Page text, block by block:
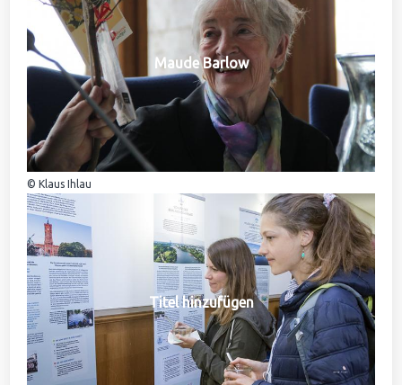
Maude Barlow
© Klaus Ihlau
Titel hinzufügen